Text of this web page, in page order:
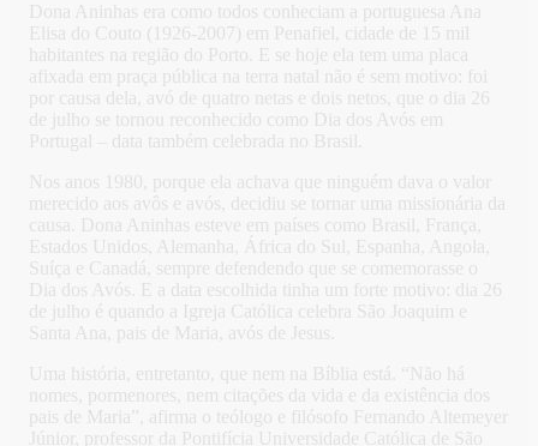
Dona Aninhas era como todos conheciam a portuguesa Ana
Elisa do Couto (1926-2007) em Penafiel, cidade de 15 mil
habitantes na região do Porto. E se hoje ela tem uma placa
afixada em praça pública na terra natal não é sem motivo: foi
por causa dela, avó de quatro netas e dois netos, que o dia 26
de julho se tornou reconhecido como Dia dos Avós em
Portugal – data também celebrada no Brasil.
Nos anos 1980, porque ela achava que ninguém dava o valor
merecido aos avôs e avós, decidiu se tornar uma missionária da
causa. Dona Aninhas esteve em países como Brasil, França,
Estados Unidos, Alemanha, África do Sul, Espanha, Angola,
Suíça e Canadá, sempre defendendo que se comemorasse o
Dia dos Avós. E a data escolhida tinha um forte motivo: dia 26
de julho é quando a Igreja Católica celebra São Joaquim e
Santa Ana, pais de Maria, avós de Jesus.
Uma história, entretanto, que nem na Bíblia está. “Não há
nomes, pormenores, nem citações da vida e da existência dos
pais de Maria”, afirma o teólogo e filósofo Fernando Altemeyer
Júnior, professor da Pontifícia Universidade Católica de São